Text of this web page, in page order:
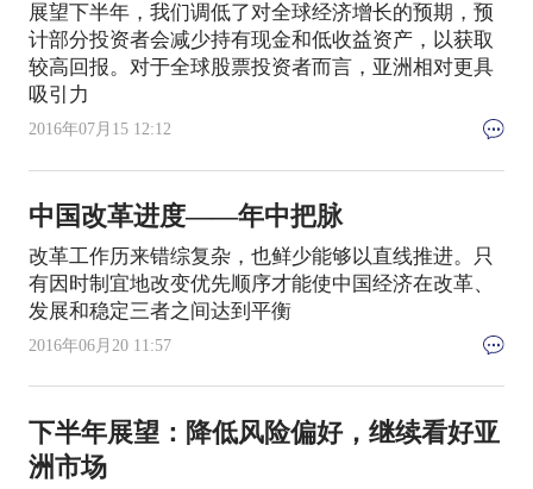
展望下半年，我们调低了对全球经济增长的预期，预
计部分投资者会减少持有现金和低收益资产，以获取
较高回报。对于全球股票投资者而言，亚洲相对更具
吸引力
2016年07月15 12:12
中国改革进度——年中把脉
改革工作历来错综复杂，也鲜少能够以直线推进。只
有因时制宜地改变优先顺序才能使中国经济在改革、
发展和稳定三者之间达到平衡
2016年06月20 11:57
下半年展望：降低风险偏好，继续看好亚
洲市场